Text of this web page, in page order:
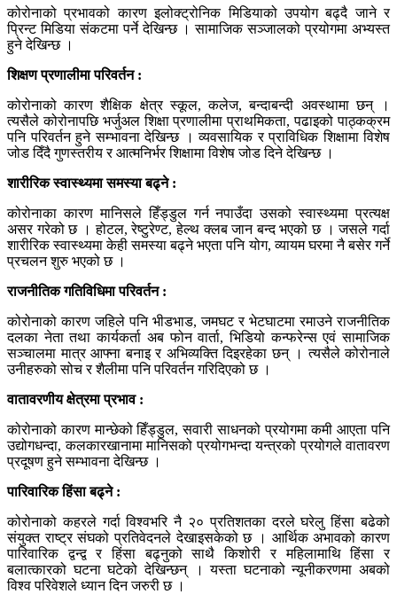
कोरोनाको प्रभावको कारण इलोक्ट्रोनिक मिडियाको उपयोग बढ्दै जाने र
प्रिन्ट मिडिया संकटमा पर्ने देखिन्छ । सामाजिक सञ्जालको प्रयोगमा अभ्यस्त
हुने देखिन्छ ।
शिक्षण प्रणालीमा परिवर्तन :
कोरोनाको कारण शैक्षिक क्षेत्र स्कूल, कलेज, बन्दाबन्दी अवस्थामा छन् ।
त्यसैले कोरोनापछि भर्जुअल शिक्षा प्रणालीमा प्राथमिकता, पढाइको पाठ्कक्रम
पनि परिवर्तन हुने सम्भावना देखिन्छ । व्यवसायिक र प्राविधिक शिक्षामा विशेष
जोड दिँदै गुणस्तरीय र आत्मनिर्भर शिक्षामा विशेष जोड दिने देखिन्छ ।
शारीरिक स्वास्थ्यमा समस्या बढ्ने :
कोरोनाका कारण मानिसले हिँड्डुल गर्न नपाउँदा उसको स्वास्थ्यमा प्रत्यक्ष
असर गरेको छ । होटल, रेष्टुरेण्ट, हेल्थ क्लब जान बन्द भएको छ । जसले गर्दा
शारीरिक स्वास्थ्यमा केही समस्या बढ्ने भएता पनि योग, व्यायम घरमा नै बसेर गर्ने
प्रचलन शुरु भएको छ ।
राजनीतिक गतिविधिमा परिवर्तन :
कोरोनाको कारण जहिले पनि भीडभाड, जमघट र भेटघाटमा रमाउने राजनीतिक
दलका नेता तथा कार्यकर्ता अब फोन वार्ता, भिडियो कन्फरेन्स एवं सामाजिक
सञ्चालमा मात्र आफ्ना बनाइ र अभिव्यक्ति दिइरहेका छन् । त्यसैले कोरोनाले
उनीहरुको सोच र शैलीमा पनि परिवर्तन गरिदिएको छ ।
वातावरणीय क्षेत्रमा प्रभाव :
कोरोनाको कारण मान्छेको हिँड्डुल, सवारी साधनको प्रयोगमा कमी आएता पनि
उद्योगधन्दा, कलकारखानामा मानिसको प्रयोगभन्दा यन्त्रको प्रयोगले वातावरण
प्रदूषण हुने सम्भावना देखिन्छ ।
पारिवारिक हिंसा बढ्ने :
कोरोनाको कहरले गर्दा विश्वभरि नै २० प्रतिशतका दरले घरेलु हिंसा बढेको
संयुक्त राष्ट्र संघको प्रतिवेदनले देखाइसकेको छ । आर्थिक अभावको कारण
पारिवारिक द्वन्द्व र हिंसा बढ्नुको साथै किशोरी र महिलामाथि हिंसा र
बलात्कारको घटना घटेको देखिन्छन् । यस्ता घटनाको न्यूनीकरणमा अबको
विश्व परिवेशले ध्यान दिन जरुरी छ ।